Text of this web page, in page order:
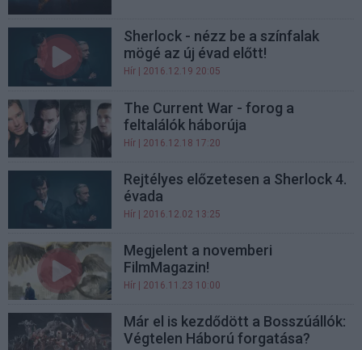
Sherlock - nézz be a színfalak
mögé az új évad előtt!
Hír | 2016.12.19 20:05
The Current War - forog a
feltalálók háborúja
Hír | 2016.12.18 17:20
Rejtélyes előzetesen a Sherlock 4.
évada
Hír | 2016.12.02 13:25
Megjelent a novemberi
FilmMagazin!
Hír | 2016.11.23 10:00
Már el is kezdődött a Bosszúállók:
Végtelen Háború forgatása?